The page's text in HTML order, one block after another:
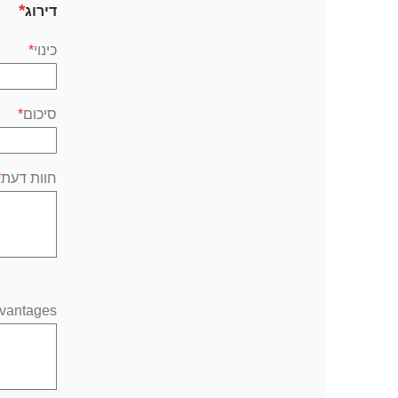
דירוג
כינוי
סיכום
חוות דעת